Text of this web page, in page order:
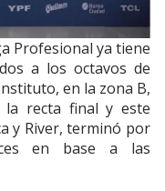
Profesional ya tiene
a los octavos de
en la zona B,
recta final y este
y River, terminó por
en base a las